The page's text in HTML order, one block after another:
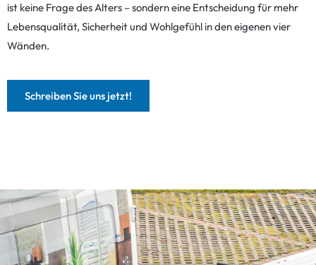
ist keine Frage des Alters – sondern eine Entscheidung für mehr
Lebensqualität, Sicherheit und Wohlgefühl in den eigenen vier
Wänden.
Schreiben Sie uns jetzt!